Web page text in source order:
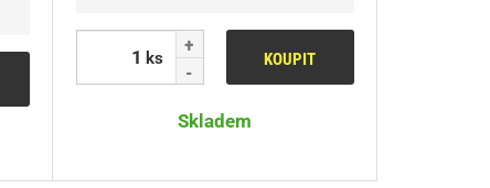
ks KOUPIT
Skladem